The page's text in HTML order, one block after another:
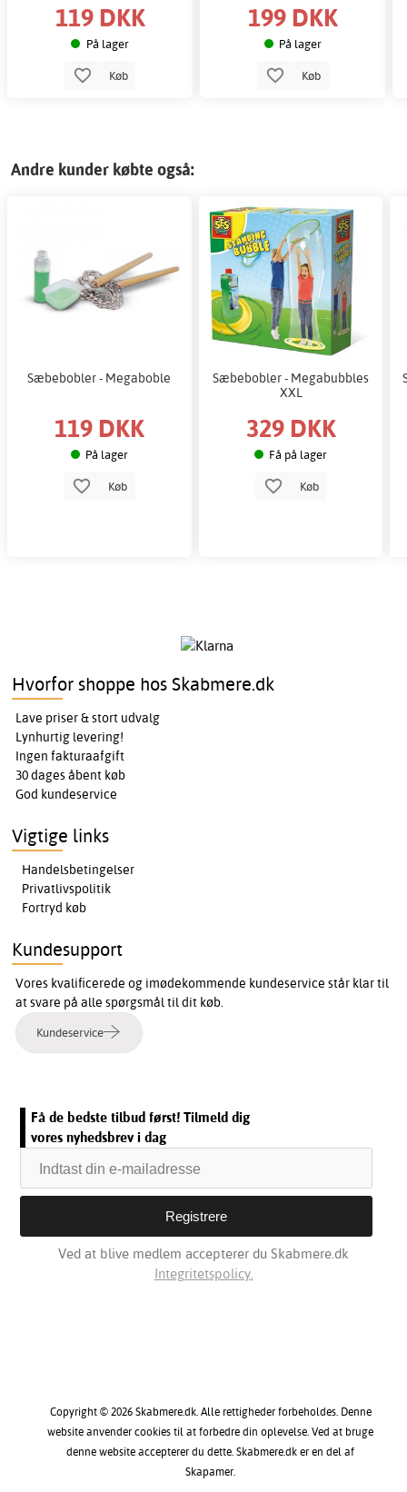
119 DKK
På lager
Køb
199 DKK
På lager
Køb
Andre kunder købte også:
Sæbebobler - Megaboble
119 DKK
På lager
Køb
Sæbebobler - Megabubbles
XXL
329 DKK
Få på lager
Køb
Hvorfor shoppe hos Skabmere.dk
Lave priser & stort udvalg
Lynhurtig levering!
Ingen fakturaafgift
30 dages åbent køb
God kundeservice
Vigtige links
Handelsbetingelser
Privatlivspolitik
Fortryd køb
Kundesupport
Vores kvalificerede og imødekommende kundeservice står klar til
at svare på alle spørgsmål til dit køb.
Kundeservice
Få de bedste tilbud først! Tilmeld dig
vores nyhedsbrev i dag
Ved at blive medlem accepterer du Skabmere.dk
Integritetspolicy.
Copyright © 2026 Skabmere.dk. Alle rettigheder forbeholdes. Denne
website anvender cookies til at forbedre din oplevelse. Ved at bruge
denne website accepterer du dette. Skabmere.dk er en del af
Skapamer.